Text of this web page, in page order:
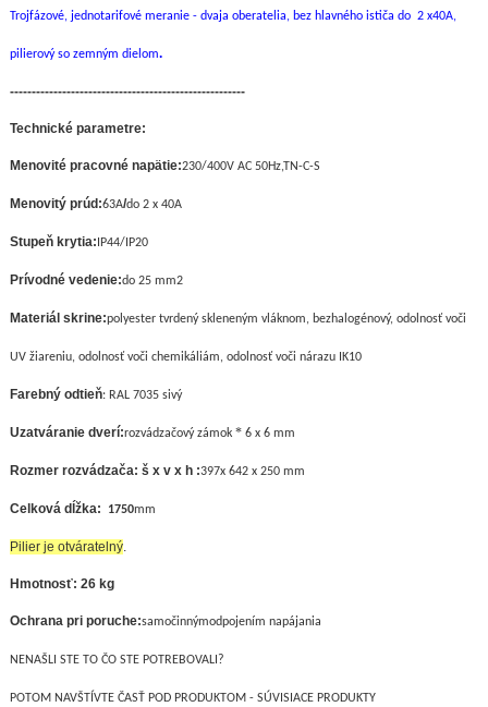
Trojfázové, jednotarifové meranie - dvaja oberatelia, bez hlavného ističa do 2 x40A,
pilierový so zemným dielom.
------------------------------------------------------
Technické parametre:
Menovité pracovné napätie:230/400V AC 50Hz,TN-C-S
Menovitý prúd:63A/do 2 x 40A
Stupeň krytia: IP44/IP20
Prívodné vedenie:do 25 mm2
Materiál skrine:polyester tvrdený skleneným vláknom, bezhalogénový, odolnosť voči
UV žiareniu, odolnosť voči chemikáliám, odolnosť voči nárazu IK10
Farebný odtieň: RAL 7035 sivý
Uzatváranie dverí:rozvádzačový zámok * 6 x 6 mm
Rozmer rozvádzača: š x v x h :397x 642 x 250 mm
Celková dĺžka: 1750mm
Pilier je otváratelný.
Hmotnosť: 26 kg
Ochrana pri poruche:samočinnýmodpojením napájania
NENAŠLI STE TO ČO STE POTREBOVALI?
POTOM NAVŠTÍVTE ČASŤ POD PRODUKTOM - SÚVISIACE PRODUKTY